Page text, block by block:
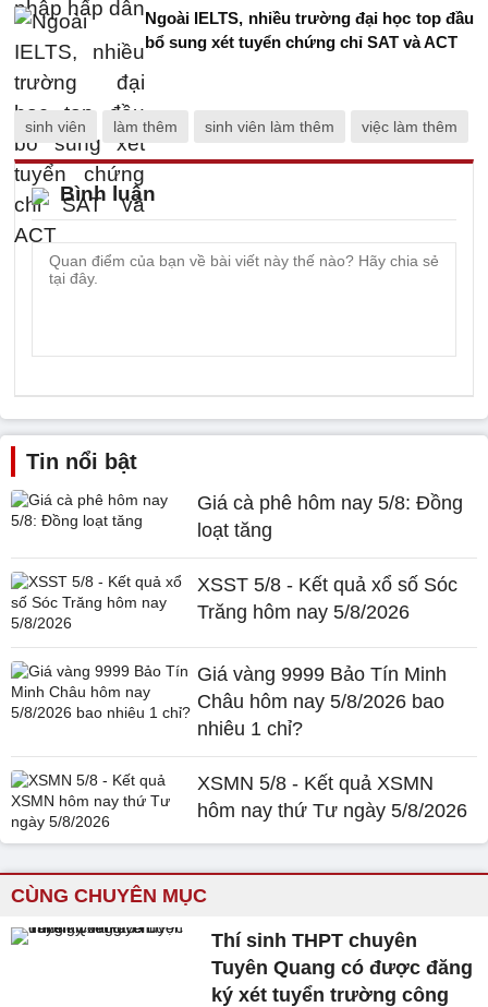
Ngoài IELTS, nhiều trường đại học top đầu
bổ sung xét tuyển chứng chỉ SAT và ACT
sinh viên làm thêm sinh viên làm thêm việc làm thêm
Bình luận
Tin nổi bật
Giá cà phê hôm nay 5/8: Đồng
loạt tăng
XSST 5/8 - Kết quả xổ số Sóc
Trăng hôm nay 5/8/2026
Giá vàng 9999 Bảo Tín Minh
Châu hôm nay 5/8/2026 bao
nhiêu 1 chỉ?
XSMN 5/8 - Kết quả XSMN
hôm nay thứ Tư ngày 5/8/2026
CÙNG CHUYÊN MỤC
Thí sinh THPT chuyên
Tuyên Quang có được đăng
ký xét tuyển trường công